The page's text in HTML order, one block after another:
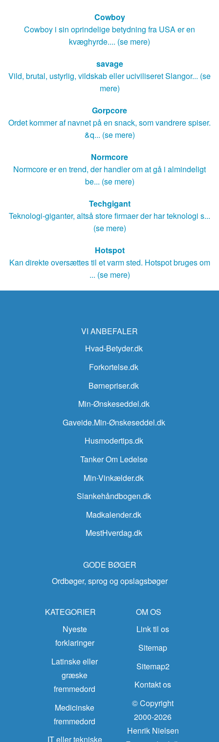
Cowboy
Cowboy i sin oprindelige betydning fra USA er en
kvæghyrde.... (se mere)
savage
Vild, brutal, ustyrlig, vildskab eller uciviliseret Slangor... (se
mere)
Gorpcore
Ordet kommer af navnet på en snack, som vandrere spiser.
&q... (se mere)
Normcore
Normcore er en trend, der handler om at gå i almindeligt
be... (se mere)
Techgigant
Teknologi-giganter, altså store firmaer der har teknologi s...
(se mere)
Hotspot
Kan direkte oversættes til et varm sted. Hotspot bruges om
... (se mere)
VI ANBEFALER
Hvad-Betyder.dk
Forkortelse.dk
Børnepriser.dk
Min-Ønskeseddel.dk
Gaveide.Min-Ønskeseddel.dk
Husmodertips.dk
Tanker Om Ledelse
Min-Vinkælder.dk
Slankehåndbogen.dk
Madkalender.dk
MestHverdag.dk
GODE BØGER
Ordbøger, sprog og opslagsbøger
KATEGORIER
Nyeste
forklaringer
Latinske eller
græske
fremmedord
Medicinske
fremmedord
IT eller tekniske
OM OS
Link til os
Sitemap
Sitemap2
Kontakt os
© Copyright
2000-2026
Henrik Nielsen